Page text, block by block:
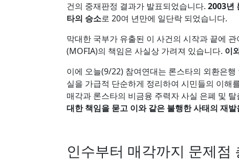
건의 중재판정 결과가 발표되었습니다. 2003년
타의 승소로 20여 년만에 일단락 되었습니다.
막대한 국부가 유출된 이 사건의 시작과 끝에
(MOFIA)의 책임은 사실상 가려져 있습니다. 이
이에 오늘(9/22) 참여연대는 론스타의 외환은
실을 가급적 단순하게 정리하여 시민들의 이해
매각과 론스타의 비금융 주력자 사실 은폐 및
대한 책임을 묻고 이와 같은 불행한 사태의 재
인수부터 매각까지 문제점